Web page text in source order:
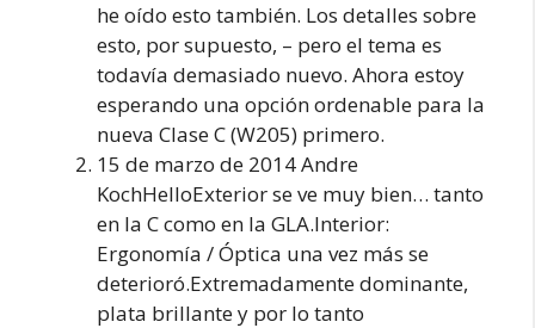
he oído esto también. Los detalles sobre
esto, por supuesto, – pero el tema es
todavía demasiado nuevo. Ahora estoy
esperando una opción ordenable para la
nueva Clase C (W205) primero.
15 de marzo de 2014 Andre
KochHelloExterior se ve muy bien… tanto
en la C como en la GLA.Interior:
Ergonomía / Óptica una vez más se
deterioró.Extremadamente dominante,
plata brillante y por lo tanto